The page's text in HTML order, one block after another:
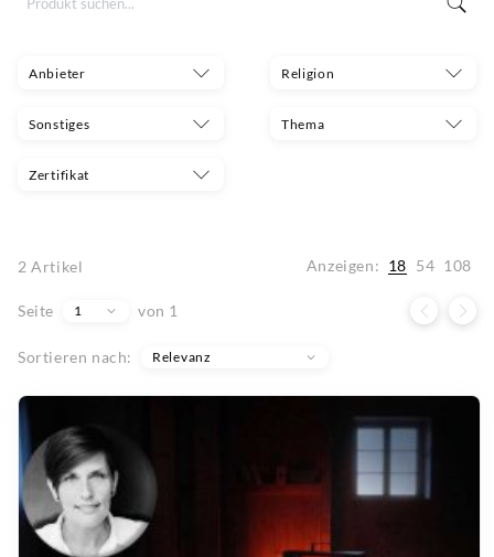
Anbieter Religion
Sonstiges Thema
Zertifikat
2 Artikel Anzeigen: 18 54 108
Seite 1 von 1
Sortieren nach: Relevanz